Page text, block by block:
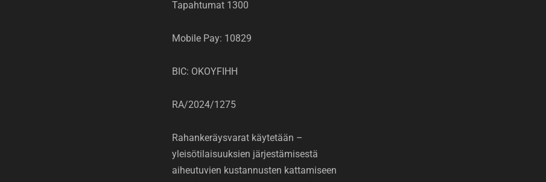
Tapahtumat 1300
Mobile Pay: 10829
BIC: OKOYFIHH
RA/2024/1275
Rahankeräysvarat käytetään –
yleisötilaisuuksien järjestämisestä
aiheutuvien kustannusten kattamiseen